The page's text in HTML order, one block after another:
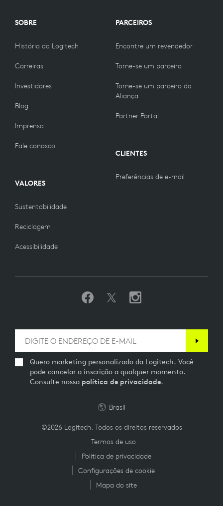
SOBRE
História da Logitech
Carreiras
Investidores
Blog
Imprensa
Fale conosco
VALORES
Sustentabilidade
Reciclagem
Acessibilidade
PARCEIROS
Encontre um revendedor
Torne-se um parceiro
Torne-se um parceiro da
Aliança
Partner Portal
CLIENTES
Preferências de e-mail
Quero marketing personalizado da Logitech. Você
pode cancelar a inscrição a qualquer momento.
Consulte nossa política de privacidade.
©2026 Logitech. Todos os direitos reservados
Termos de uso
Política de privacidade
Configurações de cookie
Mapa do site
Brasil